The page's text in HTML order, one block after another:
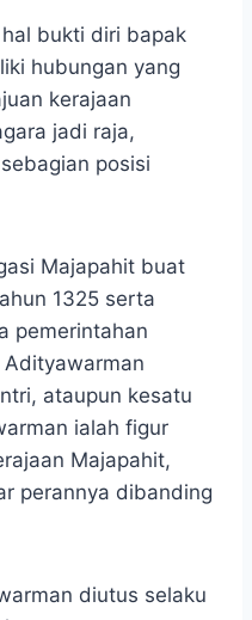
bukti diri bapak
hubungan yang
kerajaan
jadi raja,
posisi
Majapahit buat
1325 serta
pemerintahan
ataupun kesatu
ialah figur
Majapahit,
perannya dibanding
diutus selaku